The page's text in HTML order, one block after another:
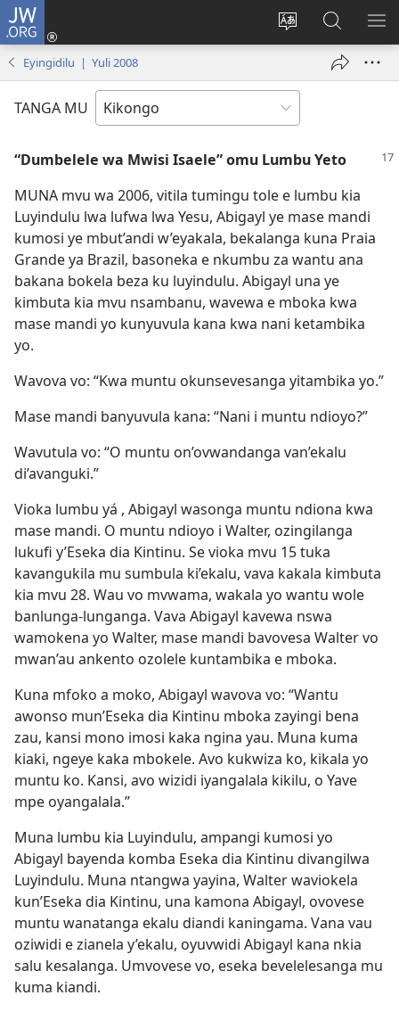
JW.ORG
Soba
nding'a
Kota
(opens
Vavulula
muna
JW.ORG
Eyingidilu | Yuli 2008
TANGA MU
“Dumbelele wa Mwisi Isaele” omu Lumbu Yeto
MUNA mvu wa 2006, vitila tumingu tole e lumbu kia
Luyindulu lwa lufwa lwa Yesu, Abigayl ye mase mandi
kumosi ye mbut’andi w’eyakala, bekalanga kuna Praia
Grande ya Brazil, basoneka e nkumbu za wantu ana
bakana bokela beza ku luyindulu. Abigayl una ye
kimbuta kia mvu nsambanu, wavewa e mboka kwa
mase mandi yo kunyuvula kana kwa nani ketambika
yo.
Wavova vo: “Kwa muntu okunsevesanga yitambika yo.”
Mase mandi banyuvula kana: “Nani i muntu ndioyo?”
Wavutula vo: “O muntu on’ovwandanga van’ekalu
di’avanguki.”
Vioka lumbu yá , Abigayl wasonga muntu ndiona kwa
mase mandi. O muntu ndioyo i Walter, ozingilanga
lukufi y’Eseka dia Kintinu. Se vioka mvu 15 tuka
kavangukila mu sumbula ki’ekalu, vava kakala kimbuta
kia mvu 28. Wau vo mvwama, wakala yo wantu wole
banlunga-lunganga. Vava Abigayl kavewa nswa
wamokena yo Walter, mase mandi bavovesa Walter vo
mwan’au ankento ozolele kuntambika e mboka.
Kuna mfoko a moko, Abigayl wavova vo: “Wantu
awonso mun’Eseka dia Kintinu mboka zayingi bena
zau, kansi mono imosi kaka ngina yau. Muna kuma
kiaki, ngeye kaka mbokele. Avo kukwiza ko, kikala yo
muntu ko. Kansi, avo wizidi iyangalala kikilu, o Yave
mpe oyangalala.”
Muna lumbu kia Luyindulu, ampangi kumosi yo
Abigayl bayenda komba Eseka dia Kintinu divangilwa
Luyindulu. Muna ntangwa yayina, Walter waviokela
kun’Eseka dia Kintinu, una kamona Abigayl, ovovese
muntu wanatanga ekalu diandi kaningama. Vana vau
oziwidi e zianela y’ekalu, oyuvwidi Abigayl kana nkia
salu kesalanga. Umvovese vo, eseka bevelelesanga mu
kuma kiandi.